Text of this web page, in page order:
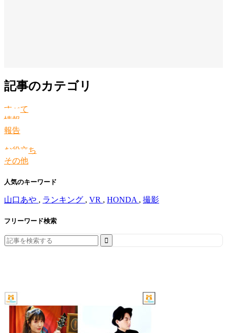
記事のカテゴリ
すべて
情報
報告
お役立ち
その他
人気のキーワード
山口あや , ランキング , VR , HONDA , 撮影
フリーワード検索
Search
for: